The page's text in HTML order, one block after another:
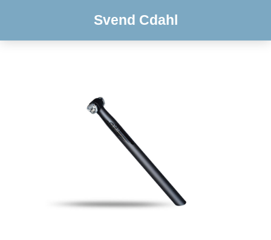
Svend Cdahl